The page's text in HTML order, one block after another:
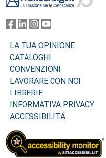
LA TUA OPINIONE
CATALOGHI
CONVENZIONI
LAVORARE CON NOI
LIBRERIE
INFORMATIVA PRIVACY
ACCESSIBILITÁ